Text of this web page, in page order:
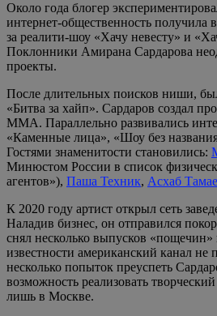
Около года блогер
интернет-общественность получила
за реалити-шоу «Хачу невесту» и
Поклонники Амирана Сардарова
проекты.
После длительных поисков ниши,
«Битва за хайп». Сардаров создал
ММА. Параллельно развивались
«Каменные лица», «Шоу без
Гостями знаменитости становились:
Минюстом России в список
агентов»), Паша Техник, Асхаб
К 2020 году артист открыл сеть
Наладив бизнес, он отправился
снял несколько выпусков
известности американский канал
несколько попыток преуспеть
возможность реализовать
лишь в Москве.